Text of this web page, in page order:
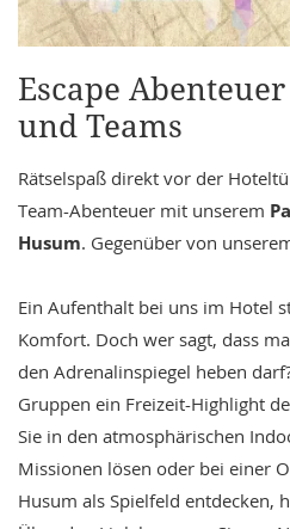
Escape
und Teams
Rätselspaß direkt vor der
Team-Abenteuer mit unserem
Husum. Gegenüber von
Ein Aufenthalt bei uns im Hotel
Komfort. Doch wer sagt, dass
den Adrenalinspiegel heben
Gruppen ein Freizeit-Highlight
Sie in den atmosphärischen
Missionen lösen oder bei einer
Husum als Spielfeld entdecken,